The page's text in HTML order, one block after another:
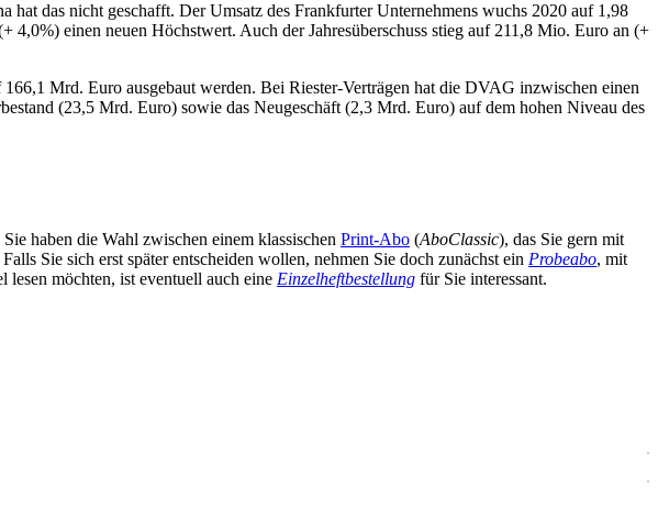
das nicht geschafft. Der Umsatz des Frankfurter Unternehmens wuchs 2020 auf 1,98
einen neuen Höchstwert. Auch der Jahresüberschuss stieg auf 211,8 Mio. Euro an (+
Mrd. Euro ausgebaut werden. Bei Riester-Verträgen hat die DVAG inzwischen einen
(23,5 Mrd. Euro) sowie das Neugeschäft (2,3 Mrd. Euro) auf dem hohen Niveau des
haben die Wahl zwischen einem klassischen Print-Abo (AboClassic), das Sie gern mit
Sie sich erst später entscheiden wollen, nehmen Sie doch zunächst ein Probeabo, mit
lesen möchten, ist eventuell auch eine Einzelheftbestellung für Sie interessant.